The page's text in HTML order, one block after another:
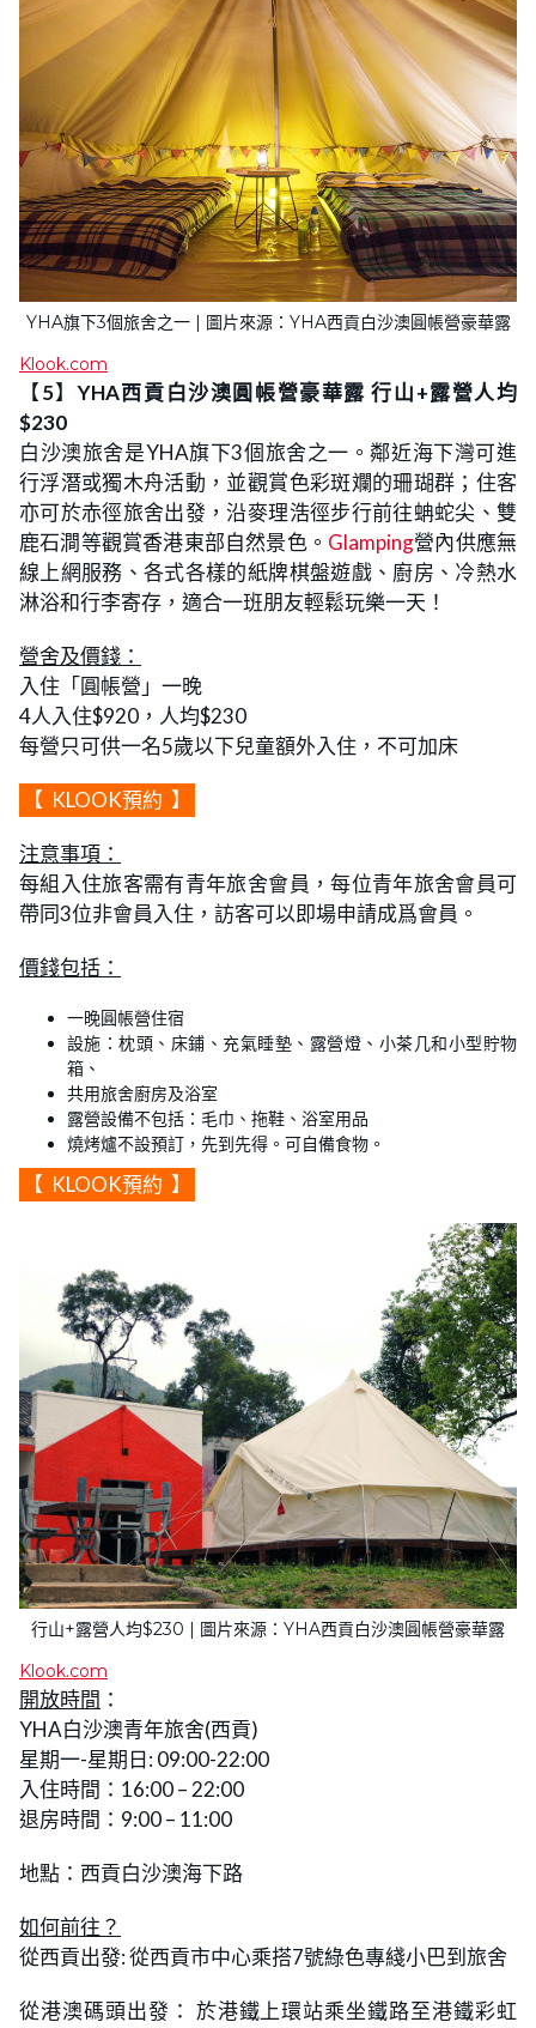
YHA旗下3個旅舍之一 | 圖片來源：YHA西貢白沙澳圓帳營豪華露
Klook.com
【5】YHA西貢白沙澳圓帳營豪華露 行山+露營人均
$230
白沙澳旅舍是YHA旗下3個旅舍之一。鄰近海下灣可進
行浮潛或獨木舟活動，並觀賞色彩斑斕的珊瑚群；住客
亦可於赤徑旅舍出發，沿麥理浩徑步行前往蚺蛇尖、雙
鹿石澗等觀賞香港東部自然景色。 Glamping營內供應無
線上網服務、各式各樣的紙牌棋盤遊戲、廚房、冷熱水
淋浴和行李寄存，適合一班朋友輕鬆玩樂一天！
營舍及價錢：
入住「圓帳營」一晚
4人入住$920，人均$230
每營只可供一名5歲以下兒童額外入住，不可加床
【 KLOOK預約 】
注意事項：
每組入住旅客需有青年旅舍會員，每位青年旅舍會員可
帶同3位非會員入住，訪客可以即場申請成爲會員。
價錢包括：
一晚圓帳營住宿
設施：枕頭、床鋪、充氣睡墊、露營燈、小茶几和小型貯物
箱、
共用旅舍廚房及浴室
露營設備不包括：毛巾、拖鞋、浴室用品
燒烤爐不設預訂，先到先得。可自備食物。
【 KLOOK預約 】
行山+露營人均$230 | 圖片來源：YHA西貢白沙澳圓帳營豪華露
Klook.com
開放時間 ：
YHA白沙澳青年旅舍(西貢)
星期一-星期日: 09:00-22:00
入住時間：16:00 – 22:00
退房時間：9:00 – 11:00
地點：西貢白沙澳海下路
如何前往？
從西貢出發: 從西貢市中心乘搭7號綠色專綫小巴到旅舍
從港澳碼頭出發： 於港鐵上環站乘坐鐵路至港鐵彩虹